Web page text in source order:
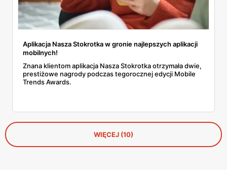
Aplikacja Nasza Stokrotka w gronie najlepszych aplikacji
mobilnych!
Znana klientom aplikacja Nasza Stokrotka otrzymała dwie,
prestiżowe nagrody podczas tegorocznej edycji Mobile
Trends Awards.
WIĘCEJ (10)